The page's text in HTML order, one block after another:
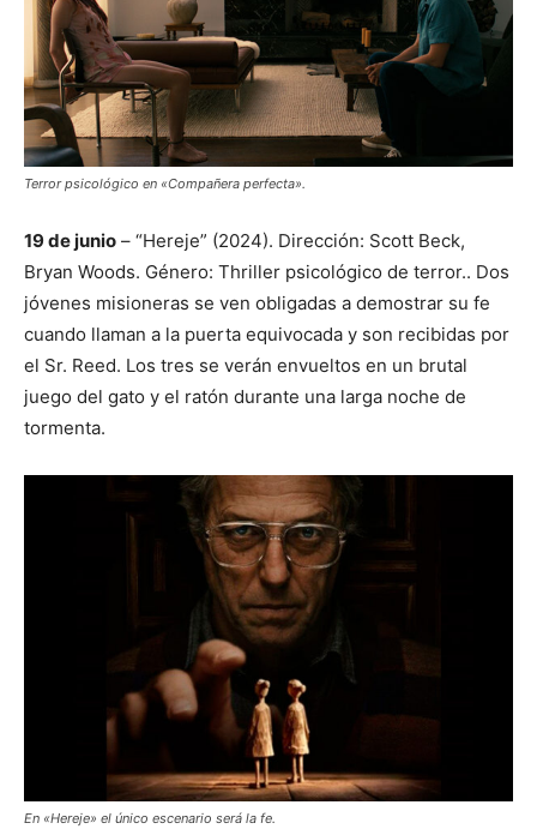
Terror psicológico en «Compañera perfecta».
19 de junio – “Hereje” (2024). Dirección: Scott Beck,
Bryan Woods. Género: Thriller psicológico de terror.. Dos
jóvenes misioneras se ven obligadas a demostrar su fe
cuando llaman a la puerta equivocada y son recibidas por
el Sr. Reed. Los tres se verán envueltos en un brutal
juego del gato y el ratón durante una larga noche de
tormenta.
En «Hereje» el único escenario será la fe.